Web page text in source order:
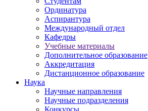
Ординатура
Аспирантура
Международный отдел
Кафедры
Учебные материалы
Дополнительное образование
Аккредитация
Дистанционное образование
Наука
Научные направления
Научные подразделения
Конкурсы